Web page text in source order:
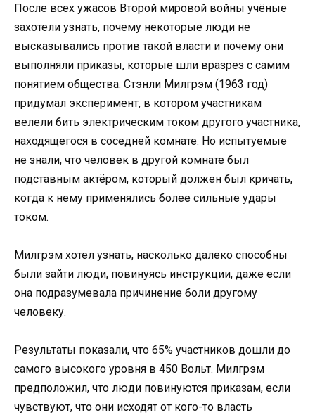
После всех ужасов Второй мировой войны учёные
захотели узнать, почему некоторые люди не
высказывались против такой власти и почему они
выполняли приказы, которые шли вразрез с самим
понятием общества. Стэнли Милгрэм (1963 год)
придумал эксперимент, в котором участникам
велели бить электрическим током другого участника,
находящегося в соседней комнате. Но испытуемые
не знали, что человек в другой комнате был
подставным актёром, который должен был кричать,
когда к нему применялись более сильные удары
током.
Милгрэм хотел узнать, насколько далеко способны
были зайти люди, повинуясь инструкции, даже если
она подразумевала причинение боли другому
человеку.
Результаты показали, что 65% участников дошли до
самого высокого уровня в 450 Вольт. Милгрэм
предположил, что люди повинуются приказам, если
чувствуют, что они исходят от кого-то власть